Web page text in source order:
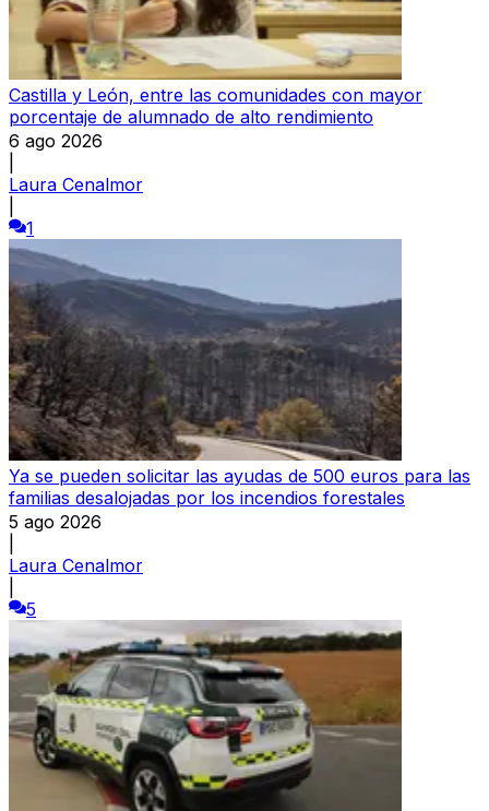
Castilla y León, entre las comunidades con mayor
porcentaje de alumnado de alto rendimiento
6 ago 2026
Laura Cenalmor
1
Ya se pueden solicitar las ayudas de 500 euros para las
familias desalojadas por los incendios forestales
5 ago 2026
Laura Cenalmor
5